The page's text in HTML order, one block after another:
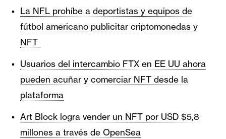
La NFL prohíbe a deportistas y equipos de
fútbol americano publicitar criptomonedas y
NFT
Usuarios del intercambio FTX en EE UU ahora
pueden acuñar y comerciar NFT desde la
plataforma
Art Block logra vender un NFT por USD $5,8
millones a través de OpenSea